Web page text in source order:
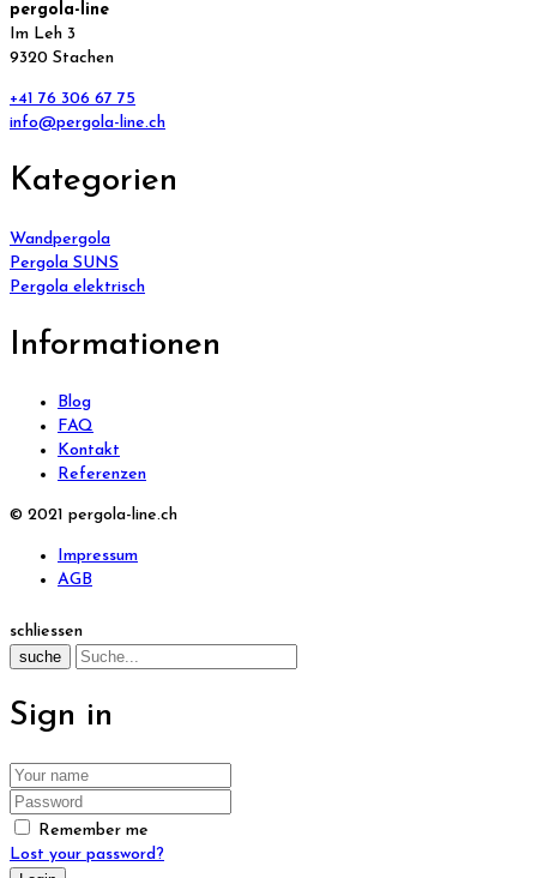
pergola-line
Im Leh 3
9320 Stachen
+41 76 306 67 75
info@pergola-line.ch
Kategorien
Wandpergola
Pergola SUNS
Pergola elektrisch
Informationen
Blog
FAQ
Kontakt
Referenzen
© 2021 pergola-line.ch
Impressum
AGB
schliessen
suche
Sign in
Remember me
Lost your password?